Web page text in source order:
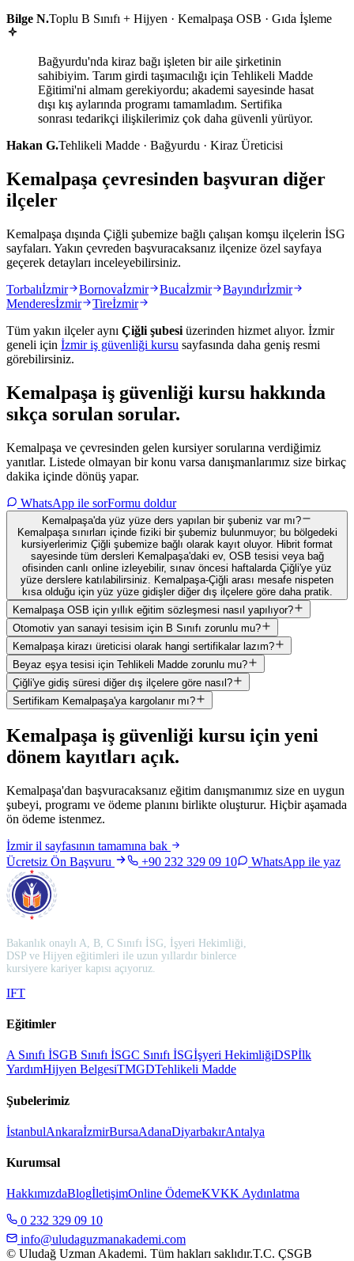
Bilge N.Toplu B Sınıfı + Hijyen · Kemalpaşa OSB · Gıda İşleme
Bağyurdu'nda kiraz bağı işleten bir aile şirketinin
sahibiyim. Tarım girdi taşımacılığı için Tehlikeli Madde
Eğitimi'ni almam gerekiyordu; akademi sayesinde hasat
dışı kış aylarında programı tamamladım. Sertifika
sonrası tedarikçi ilişkilerimiz çok daha güvenli yürüyor.
Hakan G.Tehlikeli Madde · Bağyurdu · Kiraz Üreticisi
Kemalpaşa çevresinden başvuran diğer
ilçeler
Kemalpaşa dışında Çiğli şubemize bağlı çalışan komşu ilçelerin İSG
sayfaları. Yakın çevreden başvuracaksanız ilçenize özel sayfaya
geçerek detayları inceleyebilirsiniz.
Torbalıİzmir Bornovaİzmir Bucaİzmir Bayındırİzmir
Menderesİzmir Tireİzmir
Tüm yakın ilçeler aynı Çiğli şubesi üzerinden hizmet alıyor. İzmir
geneli için İzmiriş güvenliği kursu sayfasında daha geniş resmi
görebilirsiniz.
Kemalpaşa iş güvenliği kursu hakkında
sıkça sorulan sorular.
Kemalpaşa ve çevresinden gelen kursiyer sorularına verdiğimiz
yanıtlar. Listede olmayan bir konu varsa danışmanlarımız size birkaç
dakika içinde dönüş yapar.
WhatsApp ile sorFormu doldur
Kemalpaşa'da yüz yüze ders yapılan bir şubeniz var mı?
Kemalpaşa sınırları içinde fiziki bir şubemiz bulunmuyor; bu bölgedeki
kursiyerlerimiz Çiğli şubemize bağlı olarak kayıt oluyor. Hibrit format
sayesinde tüm dersleri Kemalpaşa'daki ev, OSB tesisi veya bağ
ofisinden canlı online izleyebilir, sınav öncesi haftalarda Çiğli'ye yüz
yüze derslere katılabilirsiniz. Kemalpaşa-Çiğli arası mesafe nispeten
kısa olduğu için yüz yüze gidişler diğer dış ilçelere göre daha pratik.
Kemalpaşa OSB için yıllık eğitim sözleşmesi nasıl yapılıyor?
Otomotiv yan sanayi tesisim için B Sınıfı zorunlu mu?
Kemalpaşa kirazı üreticisi olarak hangi sertifikalar lazım?
Beyaz eşya tesisi için Tehlikeli Madde zorunlu mu?
Çiğli'ye gidiş süresi diğer dış ilçelere göre nasıl?
Sertifikam Kemalpaşa'ya kargolanır mı?
Kemalpaşa iş güvenliği kursu için yeni
dönem kayıtları açık.
Kemalpaşa'dan başvuracaksanız eğitim danışmanımız size en uygun
şubeyi, programı ve ödeme planını birlikte oluşturur. Hiçbir aşamada
ön ödeme istenmez.
İzmiril sayfasının tamamına bak
Ücretsiz Ön Başvuru
+90 232 329 09 10 WhatsApp ile yaz
Bakanlık onaylı A, B, C Sınıfı İSG, İşyeri Hekimliği,
DSP ve Hijyen eğitimleri ile uzun yıllardır binlerce
kursiyere kariyer kapısı açıyoruz.
IFT
Eğitimler
A Sınıfı İSGB Sınıfı İSGC Sınıfı İSGİşyeri HekimliğiDSPİlk
YardımHijyen BelgesiTMGDTehlikeli Madde
Şubelerimiz
İstanbulAnkaraİzmirBursaAdanaDiyarbakırAntalya
Kurumsal
HakkımızdaBlogİletişimOnline ÖdemeKVKK Aydınlatma
0 232 329 09 10
info@uludaguzmanakademi.com
© Uludağ Uzman Akademi. Tüm hakları saklıdır.T.C. ÇSGB